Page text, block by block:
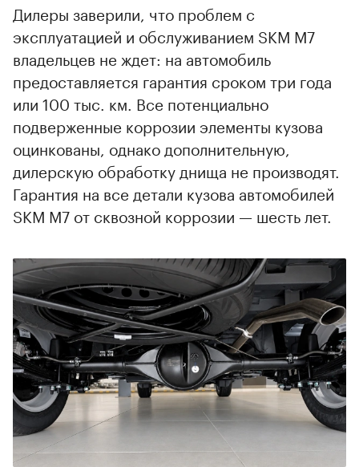
Дилеры заверили, что проблем с
эксплуатацией и обслуживанием SKM M7
владельцев не ждет: на автомобиль
предоставляется гарантия сроком три года
или 100 тыс. км. Все потенциально
подверженные коррозии элементы кузова
оцинкованы, однако дополнительную,
дилерскую обработку днища не производят.
Гарантия на все детали кузова автомобилей
SKM M7 от сквозной коррозии — шесть лет.